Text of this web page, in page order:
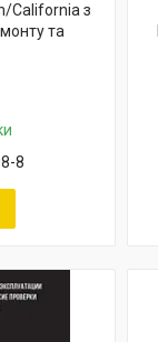
California з
та
8